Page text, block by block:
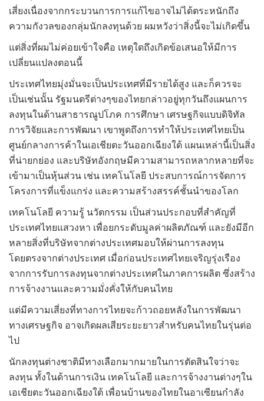
เสี่ยงเนื่องจากกระบวนการการแก้ไขอาจไม่ได้ตระหนักถึง
ความกังวลของกลุ่มนักลงทุนด้วย ผมหวังว่าสิ่งนี้จะไม่เกิดขึ้น
แต่สิ่งที่ผมไม่ค่อยเข้าใจคือ เหตุใดถึงเกิดข้อเสนอให้มีการ
เปลี่ยนแปลงตอนนี้
ประเทศไทยมุ่งมั่นจะเป็นประเทศที่มีรายได้สูง และก็ควรจะ
เป็นเช่นนั้น รัฐมนตรีต่างๆของไทยกล่าวอยู่ทุกวันถึงแผนการ
ลงทุนในด้านสาธารณูปโภค การศึกษา เศรษฐกิจแบบดิจิทัล
การวิจัยและการพัฒนา เขาพูดถึงการทำให้ประเทศไทยเป็น
ศูนย์กลางการค้าในเอเชียตะวันออกเฉียงใต้ แผนเหล่านี้เป็นสิ่ง
ที่น่ายกย่อง และบริษัทอังกฤษมีความสามารถหลากหลายที่จะ
เข้ามาเป็นหุ้นส่วน เช่น เทคโนโลยี ประสบการณ์การจัดการ
โครงการที่แข็งแกร่ง และความสร้างสรรค์ชั้นนำของโลก
เทคโนโลยี ความรู้ นวัตกรรม เป็นส่วนประกอบที่สำคัญที่
ประเทศไทยแสวงหา เพื่อยกระดับมูลค่าผลิตภัณฑ์ และยังมีอีก
หลายสิ่งที่บริษัทจากต่างประเทศมอบให้ผ่านการลงทุน
โดยตรงจากต่างประเทศ เมื่อก่อนประเทศไทยเจริญรุ่งเรือง
จากการรับการลงทุนจากต่างประเทศในภาคการผลิต ซึ่งสร้าง
การจ้างงานและความมั่งคั่งให้กับคนไทย
แต่มีความเสี่ยงที่ทางการไทยจะก้าวถอยหลังในการพัฒนา
ทางเศรษฐกิจ อาจเกิดผลเสียระยะยาวสำหรับคนไทยในรุ่นต่อ
ไป
นักลงทุนต่างชาติมีทางเลือกมากมายในการตัดสินใจว่าจะ
ลงทุน ทั้งในด้านการเงิน เทคโนโลยี และการจ้างงานต่างๆใน
เอเชียตะวันออกเฉียงใต้ เพื่อนบ้านของไทยในอาเซียนกำลัง